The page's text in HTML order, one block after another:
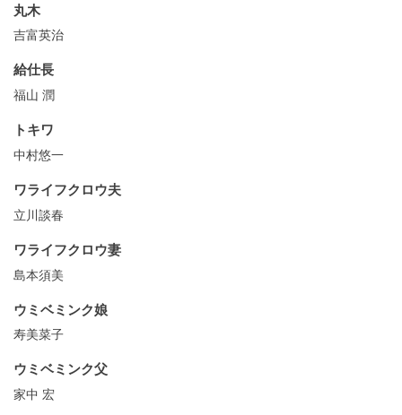
丸木
吉富英治
給仕長
福山 潤
トキワ
中村悠一
ワライフクロウ夫
立川談春
ワライフクロウ妻
島本須美
ウミベミンク娘
寿美菜子
ウミベミンク父
家中 宏